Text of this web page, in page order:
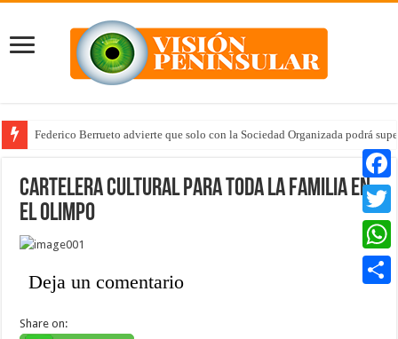
Federico Berrueto advierte que solo con la Sociedad Organizada podrá
Cartelera Cultural para toda la familia en
el Olimpo
Deja un comentario
Share on:
Twitter